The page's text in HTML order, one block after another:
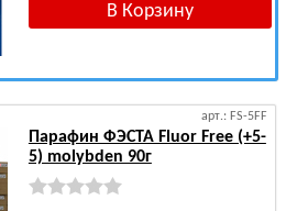
арт.: FS-5FF
Парафин ФЭСТА Fluor Free (+5-
5) molybden 90г